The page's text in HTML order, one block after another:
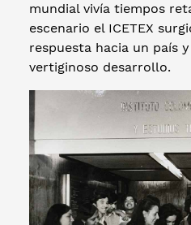
mundial vivía tiempos
escenario el ICETEX
respuesta hacia un país
vertiginoso desarrollo.